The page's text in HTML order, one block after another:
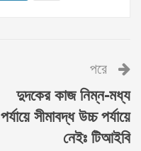
পরে
দুদকের কাজ নিম্ন-মধ্য
পর্যায়ে সীমাবদ্ধ উচ্চ পর্যায়ে
নেইঃ টিআইবি